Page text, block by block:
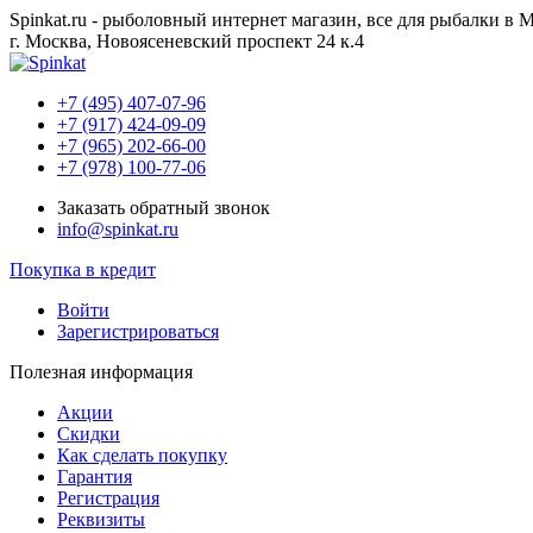
Spinkat.ru - рыболовный интернет магазин, все для рыбалки в
г. Москва, Новоясеневский проспект 24 к.4
+7 (495) 407-07-96
+7 (917) 424-09-09
+7 (965) 202-66-00
+7 (978) 100-77-06
Заказать обратный звонок
info@spinkat.ru
Покупка в кредит
Войти
Зарегистрироваться
Полезная информация
Акции
Скидки
Как сделать покупку
Гарантия
Регистрация
Реквизиты